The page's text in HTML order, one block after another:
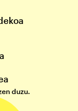
duzu.